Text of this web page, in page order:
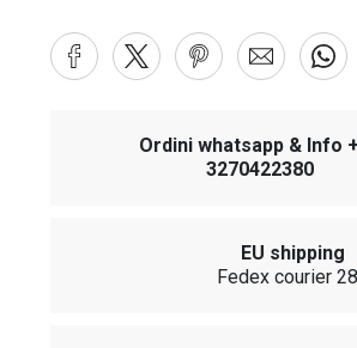
Ordini whatsapp & Info
3270422380
EU shipping
Fedex courier